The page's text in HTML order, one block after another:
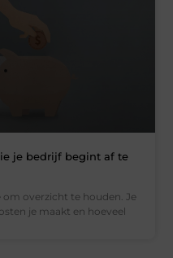
je bedrijf begint af te
overzicht te houden. Je
je maakt en hoeveel